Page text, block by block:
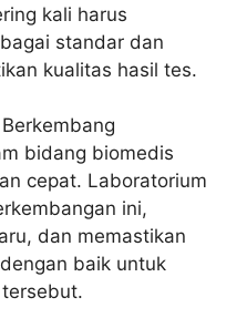
kali harus
standar dan
kualitas hasil tes.
bidang biomedis
cepat. Laboratorium
ini,
dan memastikan
baik untuk